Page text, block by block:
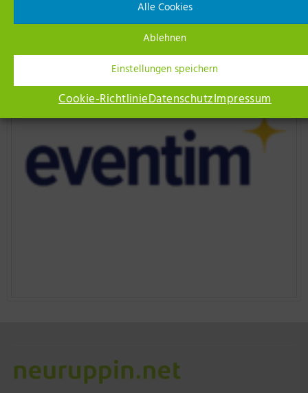
Alle Cookies
Ablehnen
Einstellungen speichern
Cookie-RichtlinieDatenschutzImpressum